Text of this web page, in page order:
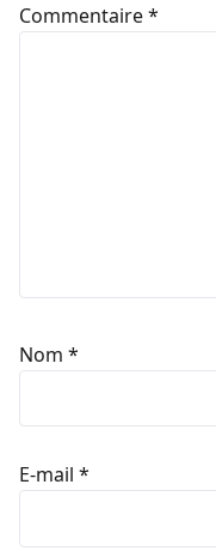
Commentaire*
Nom *
E-mail *